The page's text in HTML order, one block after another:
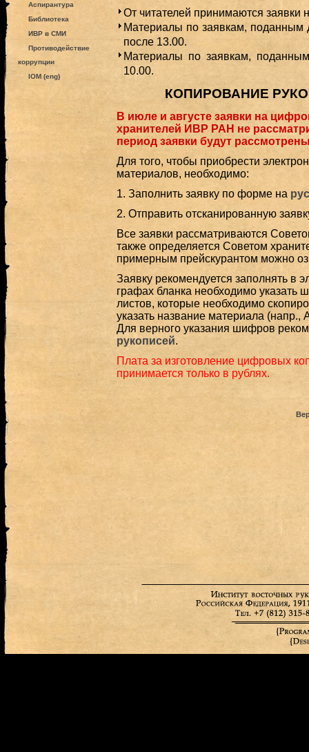
Аспирантура
Библиотека
ИВР в СМИ
Противодействие
коррупции
IOM (eng)
От читателей принимаются заявки
Материалы по заявкам,
после 13.00.
Материалы по заявкам,
10.00.
КОПИРОВАНИЕ
В июле и августе заявки на
хранителей ИВР РАН не
период заявки будут
Для того, чтобы приобрести
материалов, необходимо:
1. Заполнить заявку по форме на
2. Отправить отсканированную
Все заявки рассматриваются
также определяется Советом
примерным прейскурантом можно
Заявку рекомендуется заполнять в
графах бланка необходимо
листов, которые необходимо
указать название материала
Для верного указания шифров
рукописей.
Плата за изготовление цифровых
принимается только в рублях.